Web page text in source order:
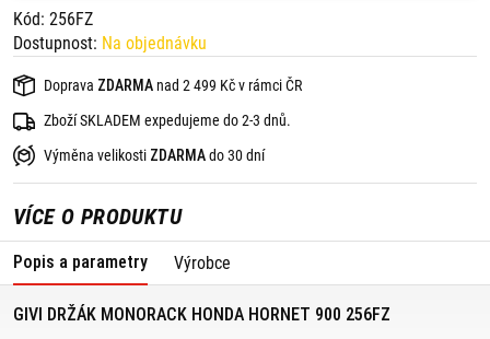
Kód: 256FZ
Dostupnost: Na objednávku
Doprava ZDARMA nad 2 499 Kč v rámci ČR
Zboží SKLADEM expedujeme do 2-3 dnů.
Výměna velikosti ZDARMAdo 30 dní
VÍCE O PRODUKTU
Popis a parametry Výrobce
GIVI DRŽÁK MONORACK HONDA HORNET 900 256FZ